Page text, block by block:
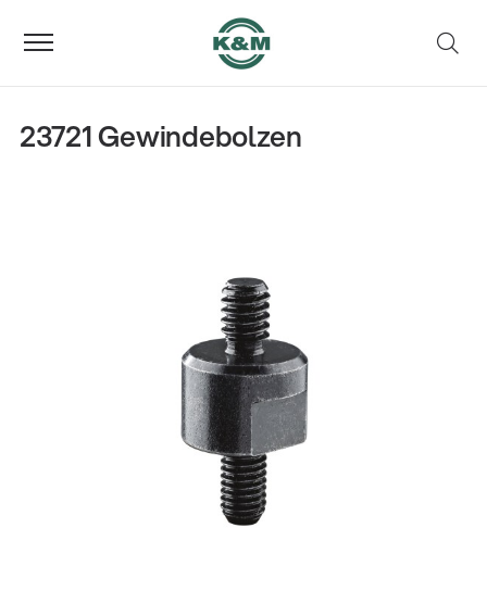
23721 Gewindebolzen